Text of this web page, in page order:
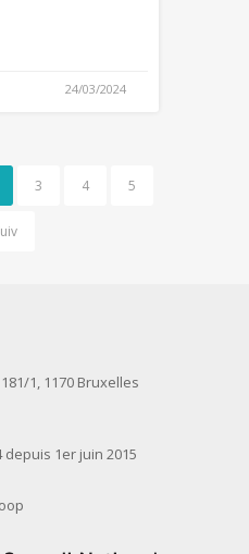
24/03/2024
3 4 5
1, 1170 Bruxelles
depuis 1er juin 2015